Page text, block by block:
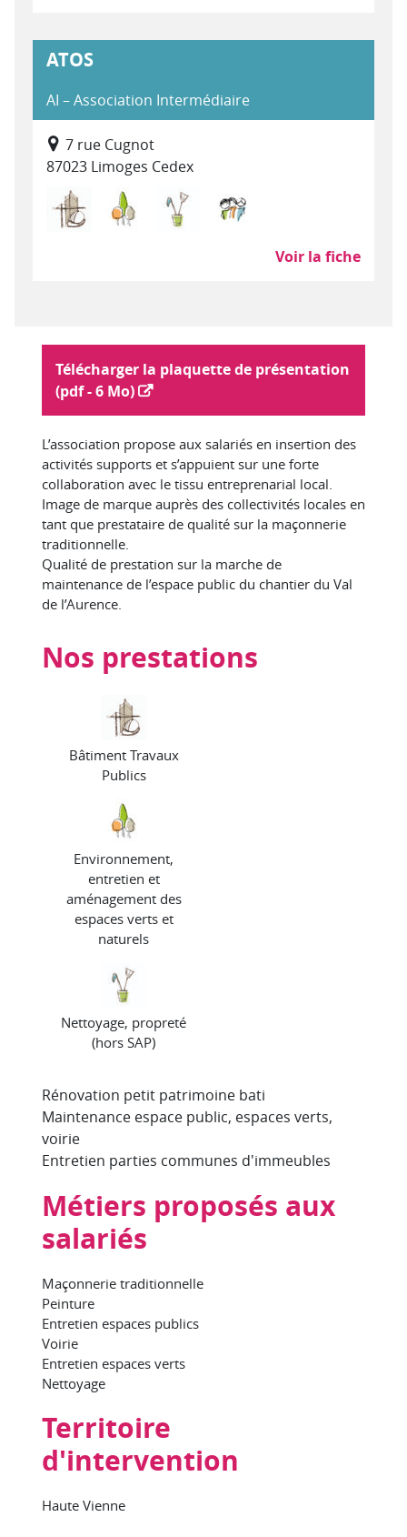
ATOS
AI – Association Intermédiaire
7 rue Cugnot
87023 Limoges Cedex
Bâtiment Travaux Publics
Environnement, entretien et
Nettoyage, propreté (hors
Voir la fiche
Télécharger la plaquette de présentation
(pdf - 6 Mo)
L’association propose aux salariés en insertion des
activités supports et s’appuient sur une forte
collaboration avec le tissu entreprenarial local.
Image de marque auprès des collectivités locales en
tant que prestataire de qualité sur la maçonnerie
traditionnelle.
Qualité de prestation sur la marche de
maintenance de l’espace public du chantier du Val
de l’Aurence.
Nos prestations
Bâtiment Travaux
Publics
Environnement,
entretien et
aménagement des
espaces verts et
naturels
Nettoyage, propreté
(hors SAP)
Rénovation petit patrimoine bati
Maintenance espace public, espaces verts,
voirie
Entretien parties communes d'immeubles
Métiers proposés aux
salariés
Maçonnerie traditionnelle
Peinture
Entretien espaces publics
Voirie
Entretien espaces verts
Nettoyage
Territoire
d'intervention
Haute Vienne